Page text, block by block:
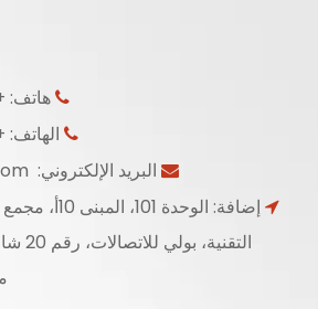
 هاتف: +86-591-
 الهاتف: +86-
 البريد الإلكتروني:

إضافة: الوحدة